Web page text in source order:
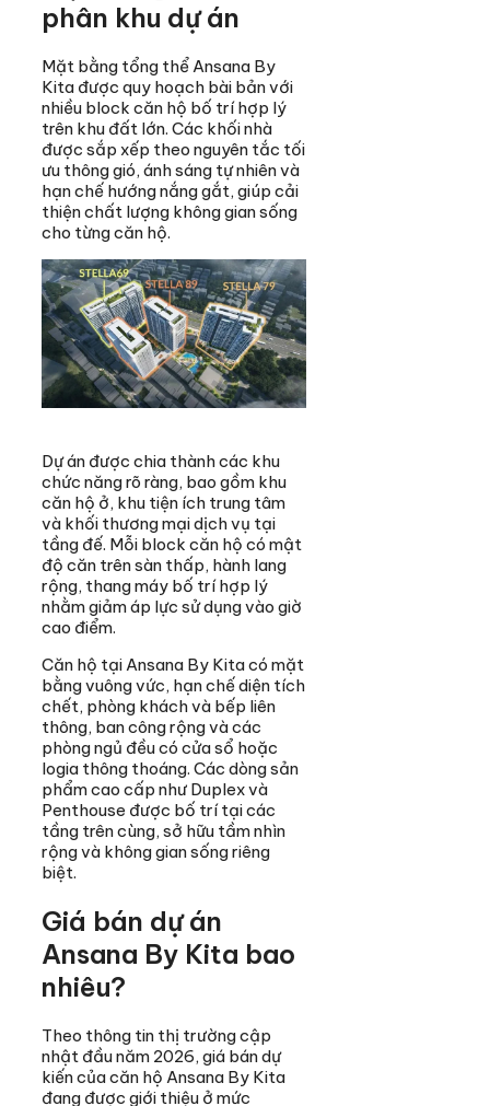
phân khu dự án
Mặt bằng tổng thể Ansana By
Kita được quy hoạch bài bản với
nhiều block căn hộ bố trí hợp lý
trên khu đất lớn. Các khối nhà
được sắp xếp theo nguyên tắc tối
ưu thông gió, ánh sáng tự nhiên và
hạn chế hướng nắng gắt, giúp cải
thiện chất lượng không gian sống
cho từng căn hộ.
Dự án được chia thành các khu
chức năng rõ ràng, bao gồm khu
căn hộ ở, khu tiện ích trung tâm
và khối thương mại dịch vụ tại
tầng đế. Mỗi block căn hộ có mật
độ căn trên sàn thấp, hành lang
rộng, thang máy bố trí hợp lý
nhằm giảm áp lực sử dụng vào giờ
cao điểm.
Căn hộ tại Ansana By Kita có mặt
bằng vuông vức, hạn chế diện tích
chết, phòng khách và bếp liên
thông, ban công rộng và các
phòng ngủ đều có cửa sổ hoặc
logia thông thoáng. Các dòng sản
phẩm cao cấp như Duplex và
Penthouse được bố trí tại các
tầng trên cùng, sở hữu tầm nhìn
rộng và không gian sống riêng
biệt.
Giá bán dự án
Ansana By Kita bao
nhiêu?
Theo thông tin thị trường cập
nhật đầu năm 2026, giá bán dự
kiến của căn hộ Ansana By Kita
đang được giới thiệu ở mức